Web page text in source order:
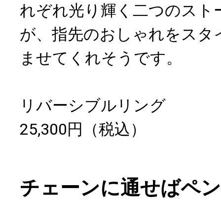
れぞれ光り輝く二つのスト
が、指先のおしゃれをスタ
ませてくれそうです。
リバーシブルリング
25,300円（税込）
チェーンに通せばペ